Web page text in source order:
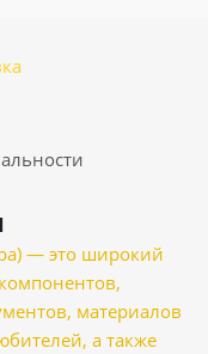
— это широкий
материалов
а также